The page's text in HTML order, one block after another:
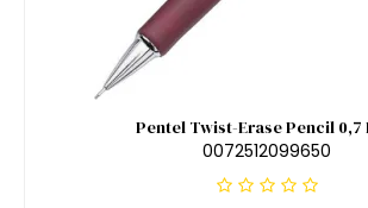
Pentel Twist-Erase Pencil 0,7
0072512099650